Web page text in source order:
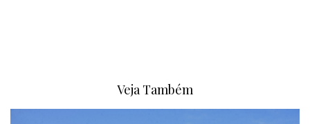
Veja Também